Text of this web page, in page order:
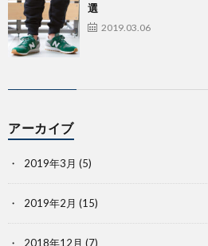
選
2019.03.06
アーカイブ
2019年3月 (5)
2019年2月 (15)
2018年12月 (7)